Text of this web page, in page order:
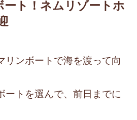
ト！ネムリゾートホ
リンボートで海を渡って向
ートを選んで、前日までに